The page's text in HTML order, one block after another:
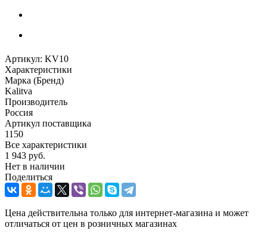
Артикул: KV10
Характеристики
Марка (Бренд)
Kalitva
Производитель
Россия
Артикул поставщика
1150
Все характеристики
1 943 руб.
Нет в наличии
Поделиться
Цена действительна только для интернет-магазина и может
отличаться от цен в розничных магазинах